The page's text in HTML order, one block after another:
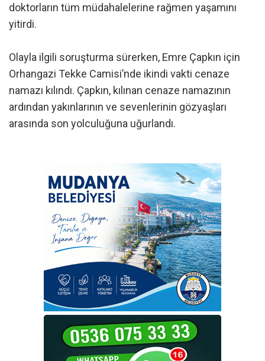
doktorların tüm müdahalelerine rağmen yaşamını
yitirdi.
Olayla ilgili soruşturma sürerken, Emre Çapkın için
Orhangazi Tekke Camisi’nde ikindi vakti cenaze
namazı kılındı. Çapkın, kılınan cenaze namazının
ardından yakınlarının ve sevenlerinin gözyaşları
arasında son yolculuğuna uğurlandı.